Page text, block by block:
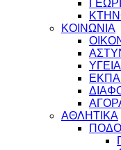
ΚΟΙΝΩΝΙΑ
ΥΓΕΙΑ
ΑΘΛΗΤΙΚΑ